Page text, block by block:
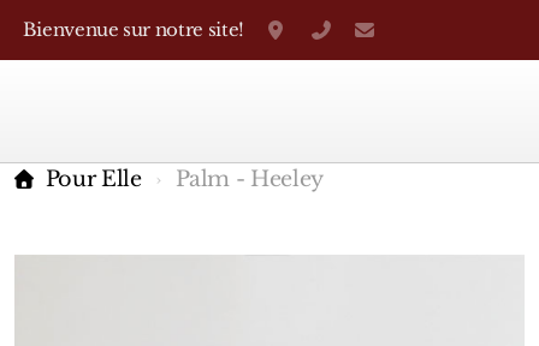
Bienvenue sur notre site! Grand-Rue 38, Genève
+41 22 310 38 75
Pour Elle Palm - Heeley